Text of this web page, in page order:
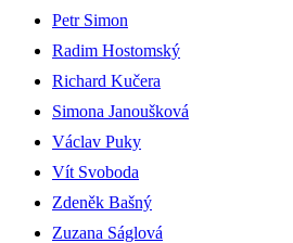
Petr Simon
Radim Hostomský
Richard Kučera
Simona Janoušková
Václav Puky
Vít Svoboda
Zdeněk Bašný
Zuzana Ságlová